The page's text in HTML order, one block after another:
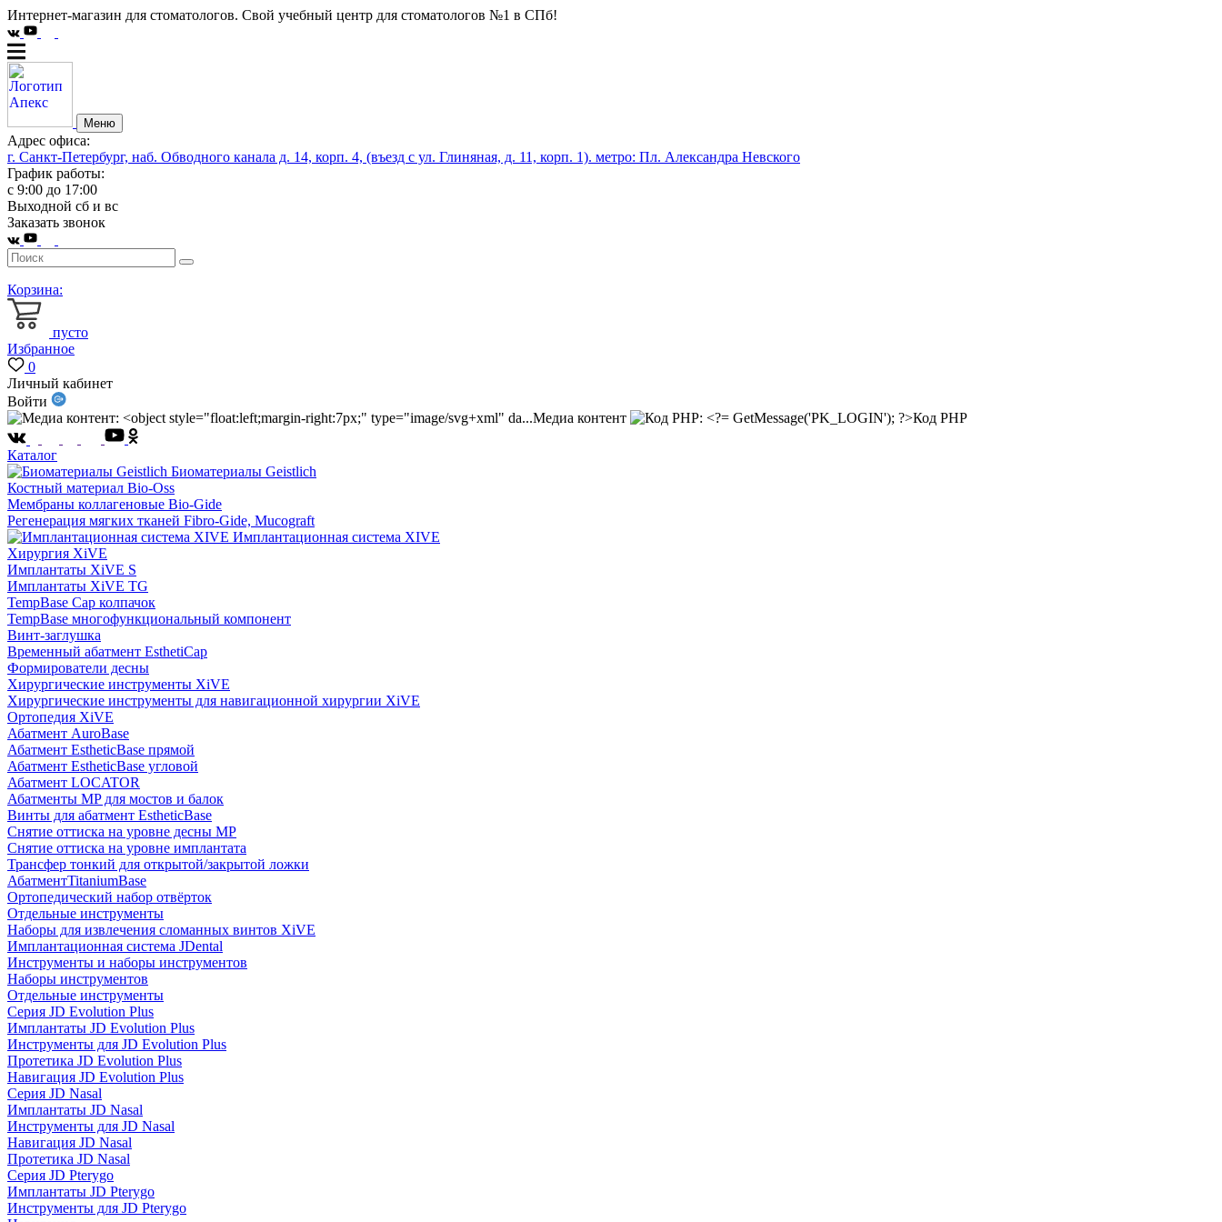
Интернет-магазин для стоматологов. Свой учебный центр для стоматологов №1 в СПб!
Меню
Адрес офиса:
г. Санкт-Петербург, наб. Обводного канала д. 14, корп. 4, (въезд с ул. Глиняная, д. 11, корп. 1). метро: Пл. Александра Невского
График работы:
с 9:00 до 17:00
Выходной сб и вс
Заказать звонок
Корзина:
пусто
Избранное
0
Личный кабинет
Войти
Медиа контент
Код PHP
Каталог
Биоматериалы Geistlich
Костный материал Bio-Oss
Мембраны коллагеновые Bio-Gide
Регенерация мягких тканей Fibro-Gide, Mucograft
Имплантационная система XIVE
Хирургия XiVE
Имплантаты XiVE S
Имплантаты XiVE TG
TempBase Cap колпачок
TempBase многофункциональный компонент
Винт-заглушка
Временный абатмент EsthetiCap
Формирователи десны
Хирургические инструменты XiVE
Хирургические инструменты для навигационной хирургии XiVE
Ортопедия XiVE
Абатмент AuroBase
Абатмент EstheticBase прямой
Абатмент EstheticBase угловой
Абатмент LOCATOR
Абатменты MP для мостов и балок
Винты для абатмент EstheticBase
Снятие оттиска на уровне десны MP
Снятие оттиска на уровне имплантата
Трансфер тонкий для открытой/закрытой ложки
АбатментTitaniumBase
Ортопедический набор отвёрток
Отдельные инструменты
Наборы для извлечения сломанных винтов XiVE
Имплантационная система JDental
Инструменты и наборы инструментов
Наборы инструментов
Отдельные инструменты
Серия JD Evolution Plus
Имплантаты JD Evolution Plus
Инструменты для JD Evolution Plus
Протетика JD Evolution Plus
Навигация JD Evolution Plus
Серия JD Nasal
Имплантаты JD Nasal
Инструменты для JD Nasal
Навигация JD Nasal
Протетика JD Nasal
Серия JD Pterygo
Имплантаты JD Pterygo
Инструменты для JD Pterygo